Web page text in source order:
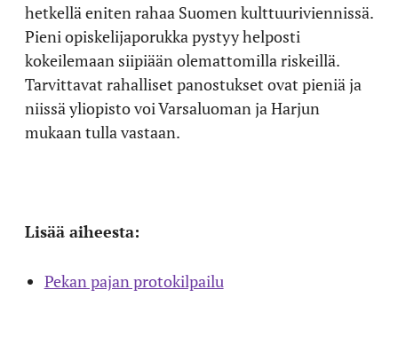
hetkellä eniten rahaa Suomen kulttuuriviennissä.
Pieni opiskelijaporukka pystyy helposti
kokeilemaan siipiään olemattomilla riskeillä.
Tarvittavat rahalliset panostukset ovat pieniä ja
niissä yliopisto voi Varsaluoman ja Harjun
mukaan tulla vastaan.
Lisää aiheesta:
Pekan pajan protokilpailu